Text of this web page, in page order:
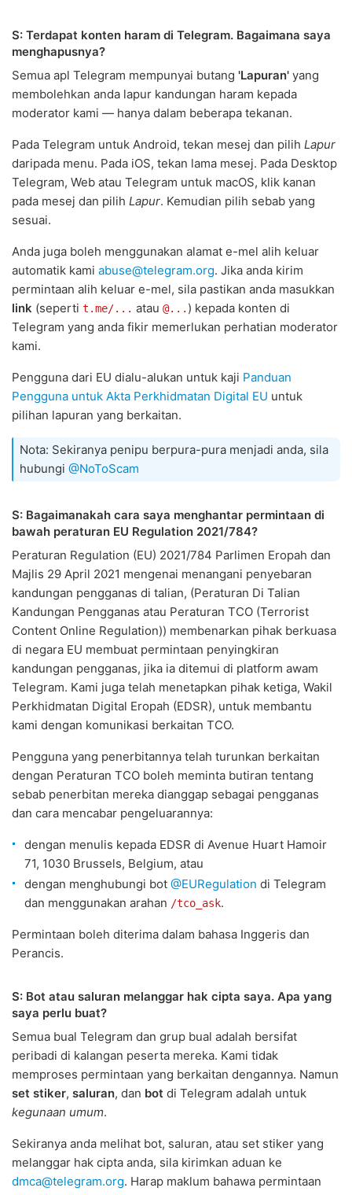
S: Terdapat konten haram di Telegram. Bagaimana saya
menghapusnya?
Semua apl Telegram mempunyai butang 'Lapuran' yang
membolehkan anda lapur kandungan haram kepada
moderator kami — hanya dalam beberapa tekanan.
Pada Telegram untuk Android, tekan mesej dan pilih Lapur
daripada menu. Pada iOS, tekan lama mesej. Pada Desktop
Telegram, Web atau Telegram untuk macOS, klik kanan
pada mesej dan pilih Lapur. Kemudian pilih sebab yang
sesuai.
Anda juga boleh menggunakan alamat e-mel alih keluar
automatik kami abuse@telegram.org. Jika anda kirim
permintaan alih keluar e-mel, sila pastikan anda masukkan
link (seperti t.me/... atau @... ) kepada konten di
Telegram yang anda fikir memerlukan perhatian moderator
kami.
Pengguna dari EU dialu-alukan untuk kaji Panduan
Pengguna untuk Akta Perkhidmatan Digital EU untuk
pilihan lapuran yang berkaitan.
Nota: Sekiranya penipu berpura-pura menjadi anda, sila
hubungi @NoToScam
S: Bagaimanakah cara saya menghantar permintaan di
bawah peraturan EU Regulation 2021/784?
Peraturan Regulation (EU) 2021/784 Parlimen Eropah dan
Majlis 29 April 2021 mengenai menangani penyebaran
kandungan pengganas di talian, (Peraturan Di Talian
Kandungan Pengganas atau Peraturan TCO (Terrorist
Content Online Regulation)) membenarkan pihak berkuasa
di negara EU membuat permintaan penyingkiran
kandungan pengganas, jika ia ditemui di platform awam
Telegram. Kami juga telah menetapkan pihak ketiga, Wakil
Perkhidmatan Digital Eropah (EDSR), untuk membantu
kami dengan komunikasi berkaitan TCO.
Pengguna yang penerbitannya telah turunkan berkaitan
dengan Peraturan TCO boleh meminta butiran tentang
sebab penerbitan mereka dianggap sebagai pengganas
dan cara mencabar pengeluarannya:
dengan menulis kepada EDSR di Avenue Huart Hamoir
71, 1030 Brussels, Belgium, atau
dengan menghubungi bot @EURegulation di Telegram
dan menggunakan arahan /tco_ask.
Permintaan boleh diterima dalam bahasa Inggeris dan
Perancis.
S: Bot atau saluran melanggar hak cipta saya. Apa yang
saya perlu buat?
Semua bual Telegram dan grup bual adalah bersifat
peribadi di kalangan peserta mereka. Kami tidak
memproses permintaan yang berkaitan dengannya. Namun
set stiker, saluran, dan bot di Telegram adalah untuk
kegunaan umum.
Sekiranya anda melihat bot, saluran, atau set stiker yang
melanggar hak cipta anda, sila kirimkan aduan ke
dmca@telegram.org. Harap maklum bahawa permintaan